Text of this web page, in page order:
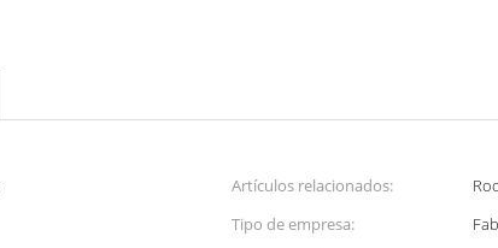
Artículos relacionados:
Tipo de empresa: